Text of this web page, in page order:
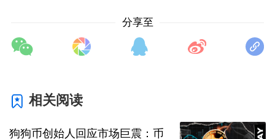
分享至
相关阅读
狗狗币创始人回应市场巨震：币